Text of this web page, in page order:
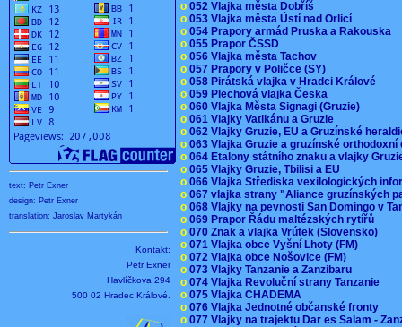
text: Petr Exner
design: Petr Exner
translation: Jaroslav Martykán
Kontakt:
Petr Exner
Havlíčkova 294
500 02 Hradec Králové.
o 052 Vlajka města Dobříš
o 053 Vlajka města Ústí nad Orlicí
o 054 Prapory armád Pruska a Rakouska
o 055 Prapor ČSSD
o 056 Vlajka města Tachov
o 057 Prapory v Poličce (SY)
o 058 Pirátská vlajka v Hradci Králové
o 059 Plechová vlajka Česka
o 060 Vlajka Města Signagi (Gruzie)
o 061 Vlajky Vatikánu a Gruzie
o 062 Vlajky Gruzie, EU a Gruzínské
o 063 Vlajka Gruzie a gruzínské
o 064 Etalony státního znaku a vlajky
o 065 Vlajky Gruzie, Tbilisi a EU
o 066 Vlajka Střediska vexilologických
o 067 vlajka strany "Aliance gruzínských
o 068 Vlajky na pevnosti San Domingo v
o 069 Prapor Řádu maltézských rytířů
o 070 Znak a vlajka Vrútek (Slovensko)
o 071 Vlajka obce Vyšní Lhoty (FM)
o 072 Vlajka obce Nošovice (FM)
o 073 Vlajky Tanzanie a Zanzibaru
o 074 Vlajka Revoluční strany Tanzanie
o 075 Vlajka CHADEMA
o 076 Vlajka Jednotné občanské fronty
o 077 Vlajky na trajektu Dar es Salam -